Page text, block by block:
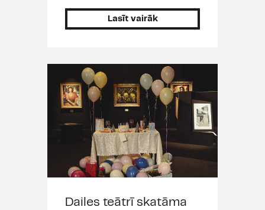
Lasīt vairāk
Dailes teātrī skatāma